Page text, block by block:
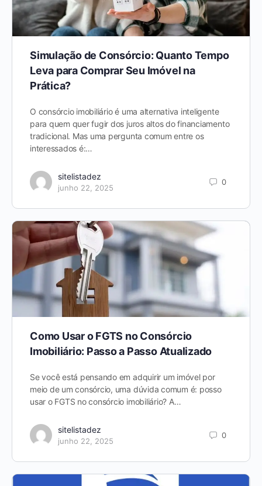
Simulação de Consórcio: Quanto Tempo
Leva para Comprar Seu Imóvel na
Prática?
O consórcio imobiliário é uma alternativa inteligente
para quem quer fugir dos juros altos do financiamento
tradicional. Mas uma pergunta comum entre os
interessados é:…
sitelistadez
junho 22, 2025
0
Como Usar o FGTS no Consórcio
Imobiliário: Passo a Passo Atualizado
Se você está pensando em adquirir um imóvel por
meio de um consórcio, uma dúvida comum é: posso
usar o FGTS no consórcio imobiliário? A…
sitelistadez
junho 22, 2025
0